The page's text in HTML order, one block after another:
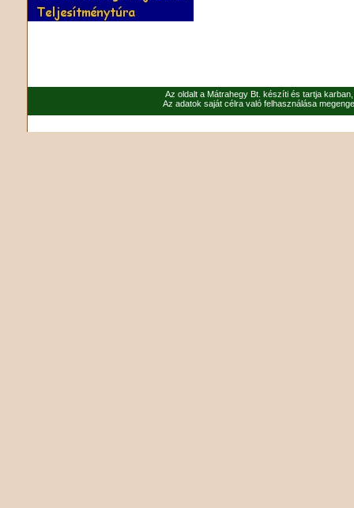
Az oldalt a Mátrahegy Bt. készíti és tartja
Az adatok saját célra való felhasználása